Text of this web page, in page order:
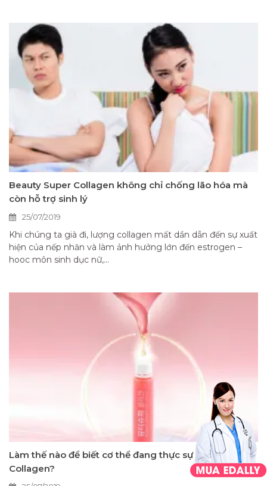
Beauty Super Collagen không chỉ chống lão hóa mà
còn hỗ trợ sinh lý
25/07/2019
Khi chúng ta già đi, lượng collagen mất dần dẫn đến sự xuất
hiện của nếp nhăn và làm ảnh hưởng lớn đến estrogen –
hooc môn sinh dục nữ,...
Làm thế nào để biết cơ thể đang thực sự cần
Collagen?